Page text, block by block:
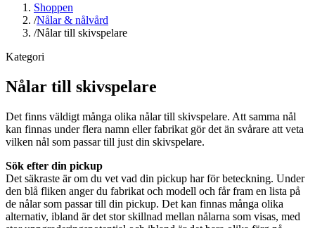
Shoppen
/Nålar & nålvård
/Nålar till skivspelare
Kategori
Nålar till skivspelare
Det finns väldigt många olika nålar till skivspelare. Att samma nål
kan finnas under flera namn eller fabrikat gör det än svårare att veta
vilken nål som passar till just din skivspelare.
Sök efter din pickup
Det säkraste är om du vet vad din pickup har för beteckning. Under
den blå fliken anger du fabrikat och modell och får fram en lista på
de nålar som passar till din pickup. Det kan finnas många olika
alternativ, ibland är det stor skillnad mellan nålarna som visas, med